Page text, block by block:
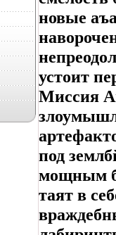
новые
устоит
Миссия
под
мощным
таят в